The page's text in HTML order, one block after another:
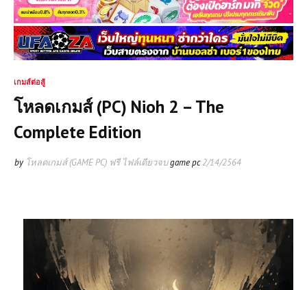
เกมส์ต่อสู้
โหลดเกมส์ (PC) Nioh 2 – The
Complete Edition
by โหลดเกมส์ (GAME PC) ฟรี ไฟล์เดียวจบgame pc2/14/2564